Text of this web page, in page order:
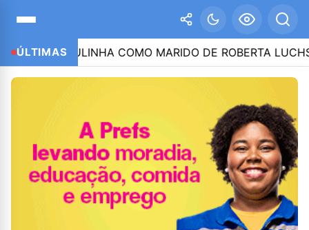
ÚLTIMAS
CITA LULINHA COMO MARIDO DE ROBERTA